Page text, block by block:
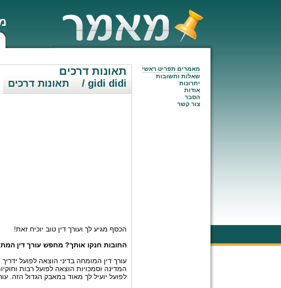
תאונות דרכים
תאונות דרכים / gidi didi
הכסף מגיע לך ועורך דין טוב יוכיח זאת!
החובות חנקו אותך? מחפש עורך דין
עורך דין המומחה בדיני הוצאה לפועל
המדינה וסמכויות הוצאה לפועל רבות
לפועל יועיל לך מאוד במאבק הגדול הזה.
מאמרים תפריט ראשי
שאלות ותשובות
יתרונות
אודות
הסבר
צור קשר